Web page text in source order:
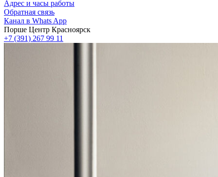
Адрес и часы работы
Обратная связь
Канал в Whats App
Порше Центр Красноярск
+7 (391) 267 99 11